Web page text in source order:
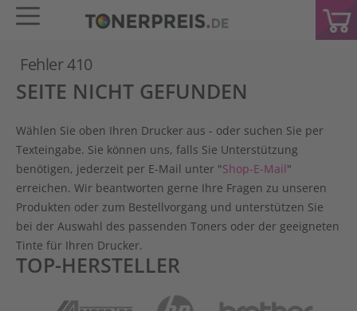
Fehler 410
SEITE NICHT GEFUNDEN
Wählen Sie oben Ihren Drucker aus - oder suchen Sie per
Texteingabe. Sie können uns, falls Sie Unterstützung
benötigen, jederzeit per E-Mail unter "Shop-E-Mail"
erreichen. Wir beantworten gerne Ihre Fragen zu unseren
Produkten oder zum Bestellvorgang und unterstützen Sie
bei der Auswahl des passenden Toners oder der geeigneten
Tinte für Ihren Drucker.
TOP-HERSTELLER
Ampertec